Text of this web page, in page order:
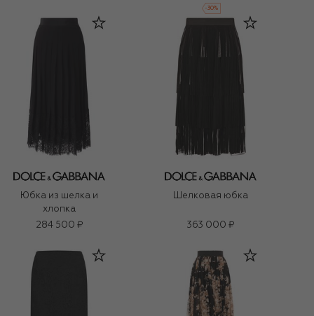
-30%
Юбка из шелка и
хлопка
284 500 ₽
Шелковая юбка
363 000 ₽